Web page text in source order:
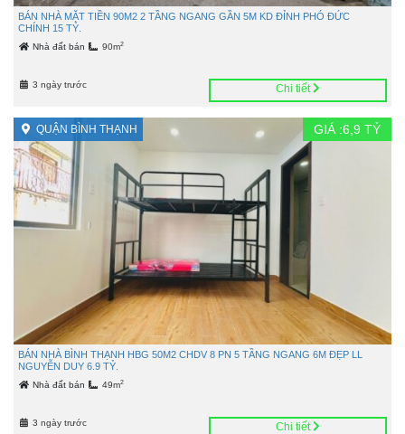
BÁN NHÀ MẶT TIỀN 90M2 2 TẦNG NGANG GẦN 5M KD ĐỈNH PHÓ ĐỨC
CHÍNH 15 TỶ.
Nhà đất bán 90m2
3 ngày trước Chi tiết
QUẬN BÌNH THẠNH GIÁ :6,9 TỶ
BÁN NHÀ BÌNH THẠNH HBG 50M2 CHDV 8 PN 5 TẦNG NGANG 6M ĐẸP LL
NGUYỄN DUY 6.9 TỶ.
Nhà đất bán 49m2
3 ngày trước Chi tiết